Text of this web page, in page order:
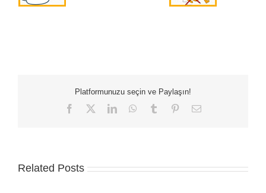
Platformunuzu seçin ve Paylaşın!
Facebook LinkedInWhatsApp
Tumblr PinterestEmail
Related Posts